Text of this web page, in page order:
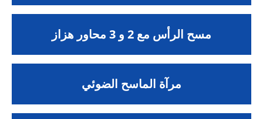
مسح الرأس مع 2 و 3 محاور هزاز
مرآة الماسح الضوئي